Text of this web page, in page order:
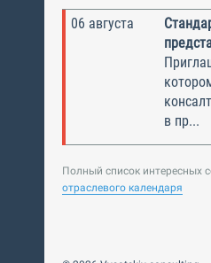
06 августа
в пр...
Полный список интересных
отраслевого календаря